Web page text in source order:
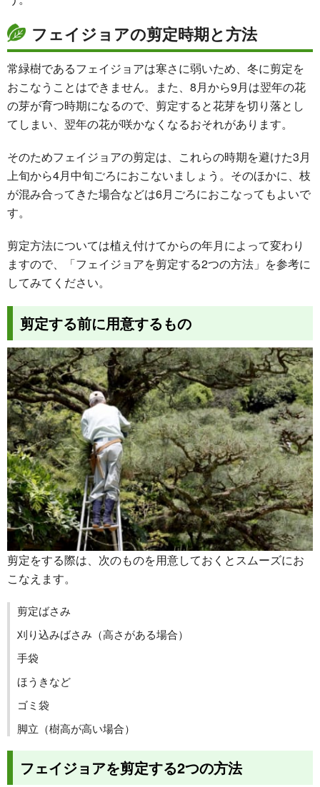
フェイジョアの剪定時期と方法
常緑樹であるフェイジョアは寒さに弱いため、冬に剪定を
おこなうことはできません。また、8月から9月は翌年の花
の芽が育つ時期になるので、剪定すると花芽を切り落とし
てしまい、翌年の花が咲かなくなるおそれがあります。
そのためフェイジョアの剪定は、これらの時期を避けた3月
上旬から4月中旬ごろにおこないましょう。そのほかに、枝
が混み合ってきた場合などは6月ごろにおこなってもよいで
す。
剪定方法については植え付けてからの年月によって変わり
ますので、「フェイジョアを剪定する2つの方法」を参考に
してみてください。
剪定する前に用意するもの
剪定をする際は、次のものを用意しておくとスムーズにお
こなえます。
剪定ばさみ
刈り込みばさみ（高さがある場合）
手袋
ほうきなど
ゴミ袋
脚立（樹高が高い場合）
フェイジョアを剪定する2つの方法